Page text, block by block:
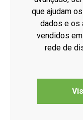
que ajudam
dados e os
vendidos
rede de